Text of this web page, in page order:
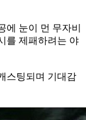
에 눈이 먼 무자비
를 제패하려는 야
스팅되며 기대감